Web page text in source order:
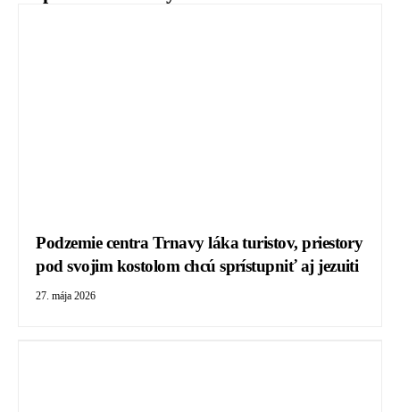
Podzemie centra Trnavy láka turistov, priestory
pod svojim kostolom chcú sprístupniť aj jezuiti
27. mája 2026